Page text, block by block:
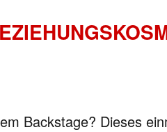
Backstage? Dieses